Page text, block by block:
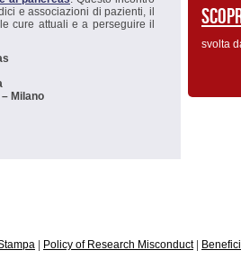
e associazioni di pazienti, il
cure attuali e a perseguire il
Milano
svolta
Policy of Research Misconduct|